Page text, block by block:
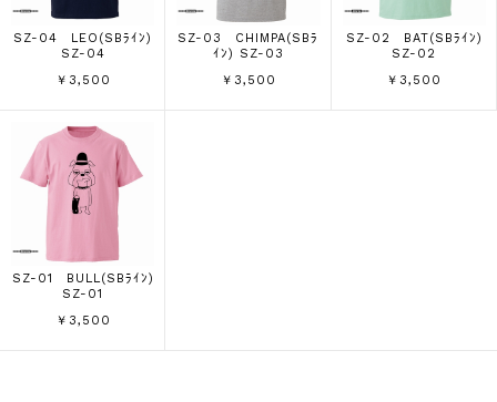
SZ-04 LEO(SBﾗｲﾝ)
SZ-04
￥3,500
SZ-03 CHIMPA(SBﾗ
ｲﾝ) SZ-03
￥3,500
SZ-02 BAT(SBﾗｲﾝ)
SZ-02
￥3,500
SZ-01 BULL(SBﾗｲﾝ)
SZ-01
￥3,500